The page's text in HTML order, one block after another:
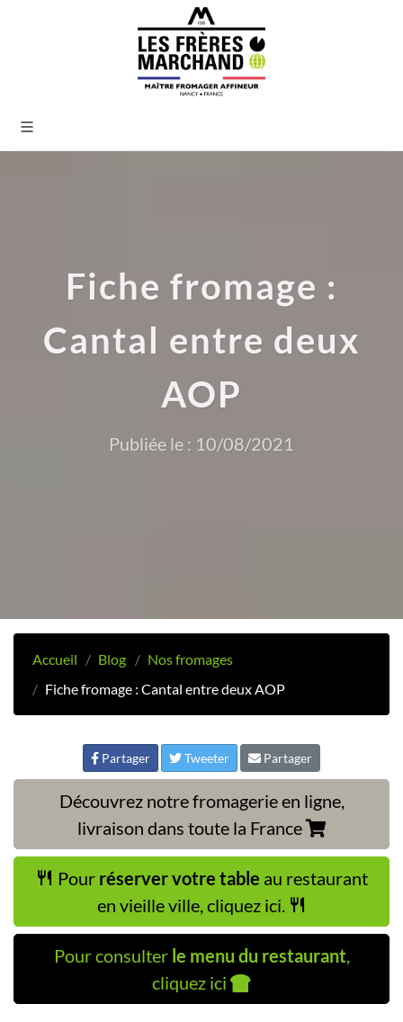
Fiche fromage :
Cantal entre deux
AOP
Publiée le : 10/08/2021
Accueil Blog
Nos fromages
Fiche fromage : Cantal entre deux AOP
Partager Tweeter Partager
Découvrez notre fromagerie en ligne,
livraison dans toute la France
Pour réserver votre table au restaurant
en vieille ville, cliquez ici.
Pour consulter le menu du restaurant,
cliquez ici